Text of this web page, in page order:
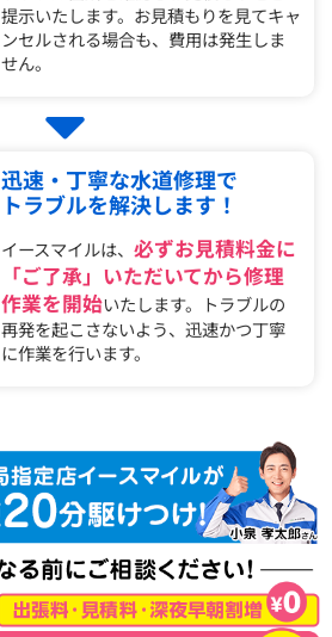
提示いたします。お見積もりを見てキャ
ンセルされる場合も、費用は発生しま
せん。
迅速・丁寧な水道修理で
トラブルを解決します！
イースマイルは、必ずお見積料金に
「ご了承」いただいてから修理
作業を開始いたします。トラブルの
再発を起こさないよう、迅速かつ丁寧
に作業を行います。